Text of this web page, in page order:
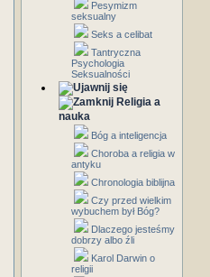
Pesymizm
seksualny
Seks a celibat
Tantryczna
Psychologia
Seksualności
Religia a
nauka
Bóg a inteligencja
Choroba a religia w
antyku
Chronologia biblijna
Czy przed wielkim
wybuchem był Bóg?
Dlaczego jesteśmy
dobrzy albo źli
Karol Darwin o
religii